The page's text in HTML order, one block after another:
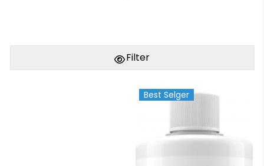
Filter
Best Selger